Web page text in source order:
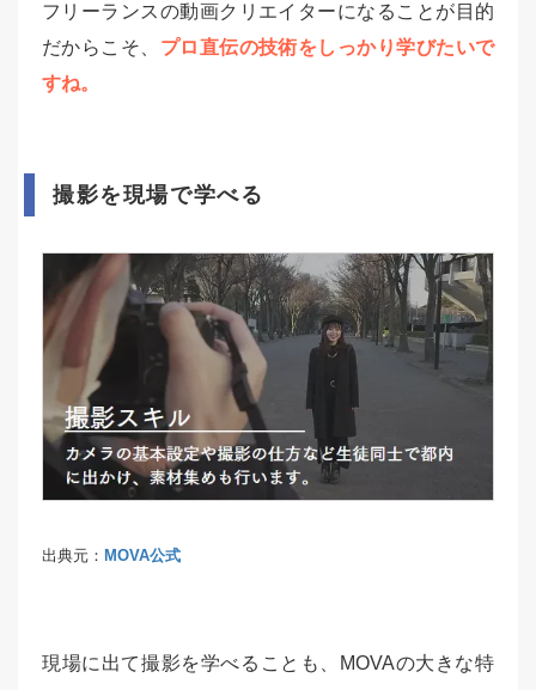
フリーランスの動画クリエイターになることが目的
だからこそ、 プロ直伝の技術をしっかり学びたいで
すね。
撮影を現場で学べる
出典元： MOVA公式
現場に出て撮影を学べることも、MOVAの大きな特